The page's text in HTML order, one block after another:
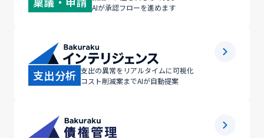
AIが承認フローを進めます
支出分析 支出の異常をリアルタイムに可視化
コスト削減案までAIが自動提案